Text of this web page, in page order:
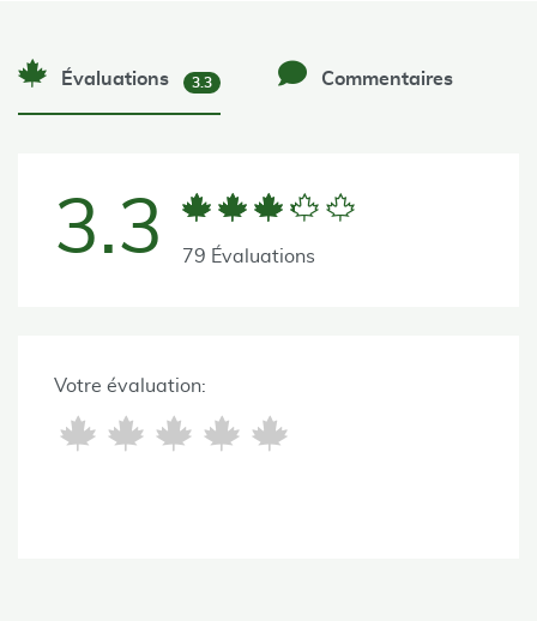
Évaluations 3.3 Commentaires
3.3 79 Évaluations
Votre évaluation: